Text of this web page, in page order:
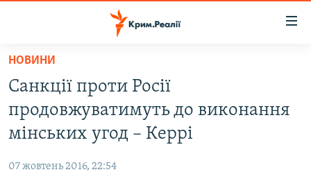
Перейти
основного
матеріалу
Перейти
до
основної
ВОДА.КРИМ
ВІДЕО ТА ФОТО
БЛОГИ
НОВИНИ
Санкції проти Росії
продовжуватимуть до виконання
мінських угод – Керрі
07 жовтень 2016, 22:54